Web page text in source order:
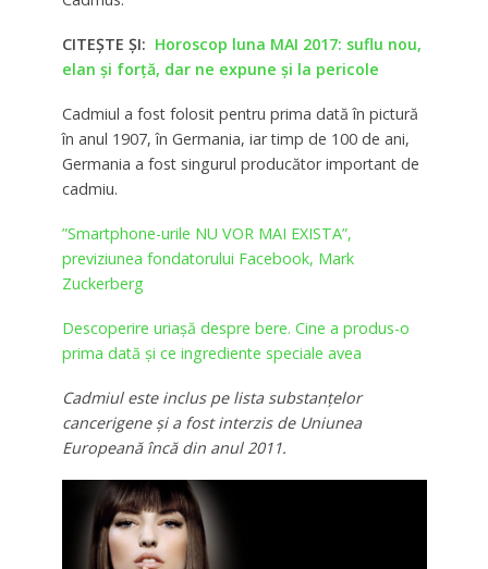
CITEŞTE ŞI: Horoscop luna MAI 2017: suflu nou,
elan și forță, dar ne expune și la pericole
Cadmiul a fost folosit pentru prima dată în pictură
în anul 1907, în Germania, iar timp de 100 de ani,
Germania a fost singurul producător important de
cadmiu.
”Smartphone-urile NU VOR MAI EXISTA”,
previziunea fondatorului Facebook, Mark
Zuckerberg
Descoperire uriaşă despre bere. Cine a produs-o
prima dată şi ce ingrediente speciale avea
Cadmiul este inclus pe lista substanțelor
cancerigene și a fost interzis de Uniunea
Europeană încă din anul 2011.